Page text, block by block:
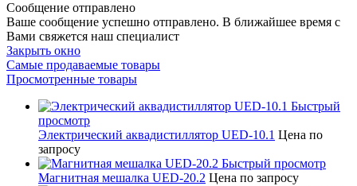
Сообщение отправлено
Ваше сообщение успешно отправлено. В ближайшее время с
Вами свяжется наш специалист
Закрыть окно
Самые продаваемые товары
Просмотренные товары
Быстрый
просмотр
Электрический аквадистиллятор UED-10.1 Цена по
запросу
Быстрый просмотр
Магнитная мешалка UED-20.2 Цена по запросу